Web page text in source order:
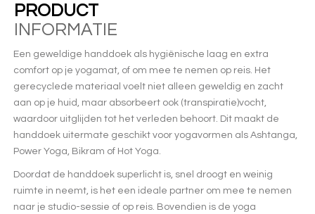
PRODUCT
INFORMATIE
Een geweldige handdoek als hygiënische laag en extra
comfort op je yogamat, of om mee te nemen op reis. Het
gerecyclede materiaal voelt niet alleen geweldig en zacht
aan op je huid, maar absorbeert ook (transpiratie)vocht,
waardoor uitglijden tot het verleden behoort. Dit maakt de
handdoek uitermate geschikt voor yogavormen als Ashtanga,
Power Yoga, Bikram of Hot Yoga.
Doordat de handdoek superlicht is, snel droogt en weinig
ruimte in neemt, is het een ideale partner om mee te nemen
naar je studio-sessie of op reis. Bovendien is de yoga